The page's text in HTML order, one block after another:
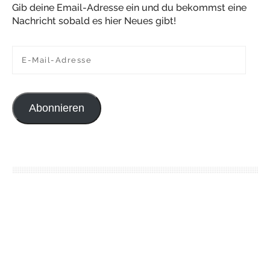
Gib deine Email-Adresse ein und du bekommst eine
Nachricht sobald es hier Neues gibt!
Abonnieren